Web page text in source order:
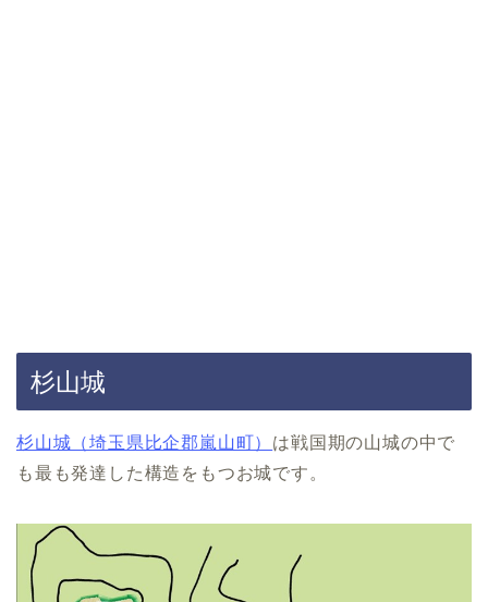
杉山城
杉山城（埼玉県比企郡嵐山町） は戦国期の山城の中で
も最も発達した構造をもつお城です。